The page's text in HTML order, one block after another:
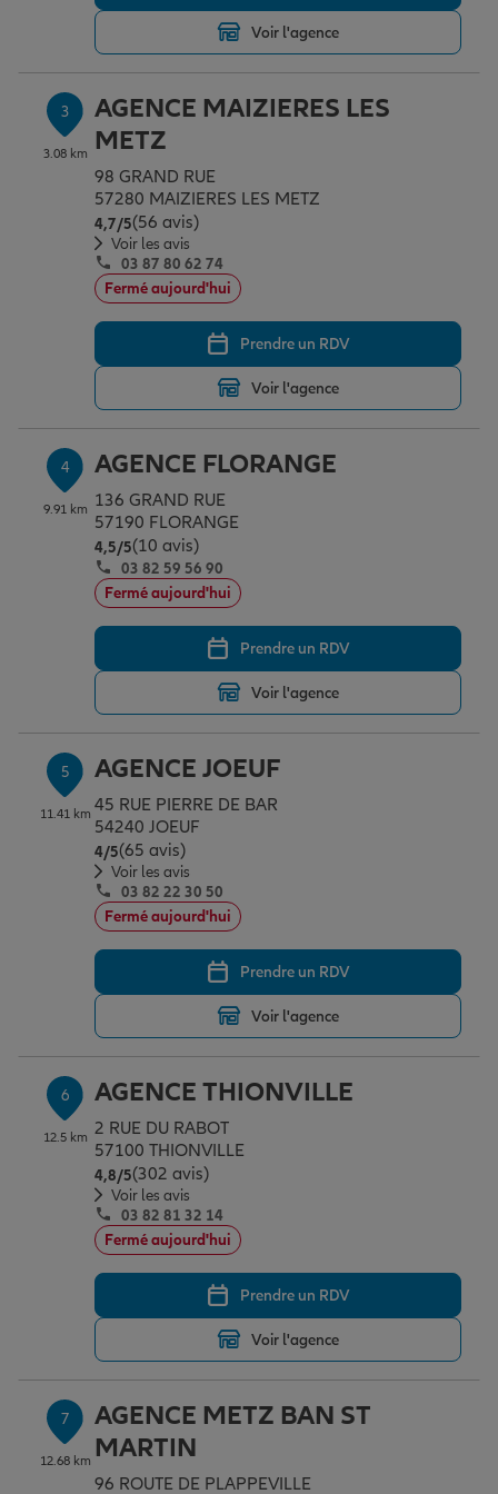
Garantie des accidents de la vie
Assurance scolaire
Protection juridique
Tous nos devis d'assurance
Voir l'agence
3
3.08 km
AGENCE MAIZIERES LES
METZ
98 GRAND RUE
57280 MAIZIERES LES METZ
4,7/5Note de 4.7 sur 5
(56 avis)
Voir les avis
03 87 80 62 74
Fermé aujourd'hui
Prendre un RDV
Voir l'agence
4
9.91 km
AGENCE FLORANGE
136 GRAND RUE
57190 FLORANGE
4,5/5Note de 4.5 sur 5
(10 avis)
03 82 59 56 90
Fermé aujourd'hui
Prendre un RDV
Voir l'agence
5
11.41 km
AGENCE JOEUF
45 RUE PIERRE DE BAR
54240 JOEUF
4/5Note de 4 sur 5
(65 avis)
Voir les avis
03 82 22 30 50
Fermé aujourd'hui
Prendre un RDV
Voir l'agence
6
12.5 km
AGENCE THIONVILLE
2 RUE DU RABOT
57100 THIONVILLE
4,8/5Note de 4.8 sur 5
(302 avis)
Voir les avis
03 82 81 32 14
Fermé aujourd'hui
Prendre un RDV
Voir l'agence
7
12.68 km
AGENCE METZ BAN ST
MARTIN
96 ROUTE DE PLAPPEVILLE